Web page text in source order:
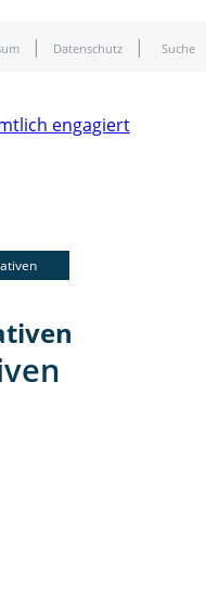
Datenschutz Suche